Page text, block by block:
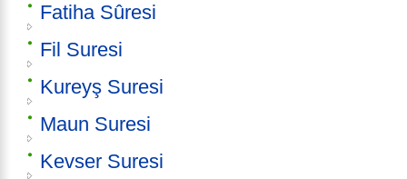
Fatiha Sûresi
Fil Suresi
Kureyş Suresi
Maun Suresi
Kevser Suresi